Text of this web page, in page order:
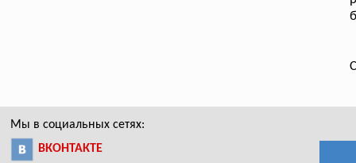
Мы в социальных сетях:
ВКОНТАКТЕ